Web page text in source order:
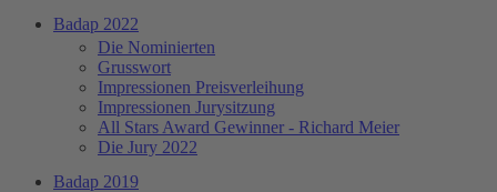
Badap 2022
Die Nominierten
Grusswort
Impressionen Preisverleihung
Impressionen Jurysitzung
All Stars Award Gewinner - Richard Meier
Die Jury 2022
Badap 2019